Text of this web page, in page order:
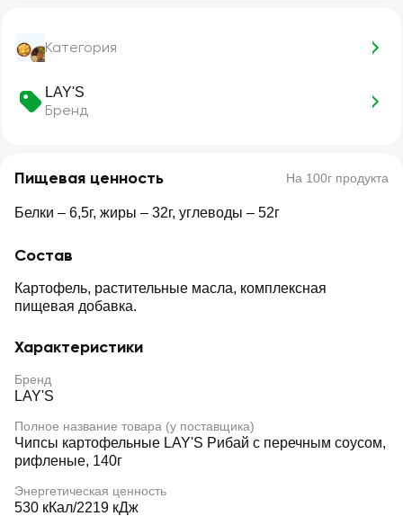
Категория
LAY'S
Бренд
Пищевая ценность На 100г продукта
Белки – 6,5г, жиры – 32г, углеводы – 52г
Состав
Картофель, растительные масла, комплексная
пищевая добавка.
Характеристики
Бренд
LAY'S
Полное название товара (у поставщика)
Чипсы картофельные LAY'S Рибай с перечным соусом,
рифленые, 140г
Энергетическая ценность
530 кКал/2219 кДж